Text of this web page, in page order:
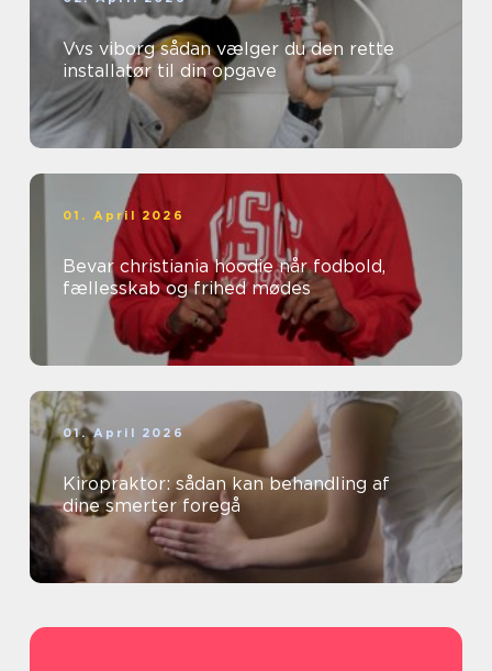
Vvs viborg sådan vælger du den rette
installatør til din opgave
01. April 2026
Bevar christiania hoodie når fodbold,
fællesskab og frihed mødes
01. April 2026
Kiropraktor: sådan kan behandling af
dine smerter foregå